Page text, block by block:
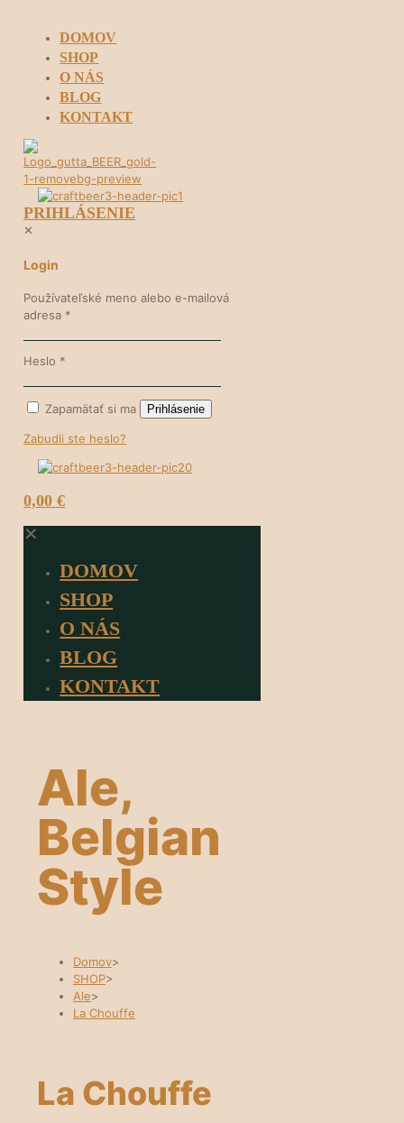
DOMOV
SHOP
O NÁS
BLOG
KONTAKT
PRIHLÁSENIE
✕
Login
Používateľské meno alebo e-mailová
adresa *
Heslo *
Zapamätať si ma Prihlásenie
Zabudli ste heslo?
0
0,00 €
✕
DOMOV
SHOP
O NÁS
BLOG
KONTAKT
Ale,
Belgian
Style
Domov>
SHOP>
Ale>
La Chouffe
La Chouffe